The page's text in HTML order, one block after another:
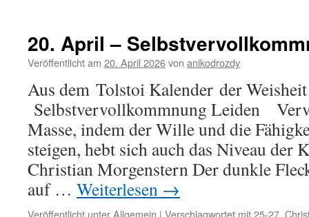
Thema:
Gewalt
20. April –
Veröffentlicht am 20. April 2026von anikodrozdy
Aus dem Tolstoi Kalender der
Selbstvervollkommnung Leiden
Masse, indem der Wille und die
steigen, hebt sich auch das Niveau der
Christian Morgenstern Der dunkle
auf … Weiterlesen →
Veröffentlicht unterAllgemein | Verschlagwortet mit25-27,